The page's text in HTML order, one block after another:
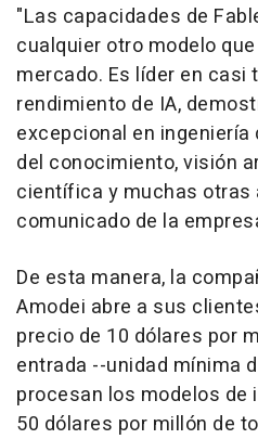
"Las capacidades de
cualquier otro modelo
mercado. Es líder en casi
rendimiento de IA,
excepcional en
del conocimiento, visión
científica y muchas otras
comunicado de la
De esta manera, la
Amodei abre a sus
precio de 10 dólares por
entrada --unidad mínima
procesan los modelos
50 dólares por millón de